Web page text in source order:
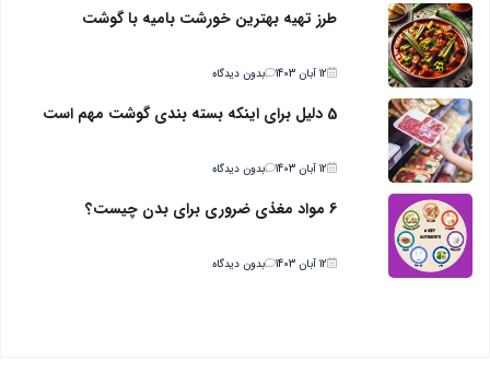
طرز تهیه بهترین خورشت بامیه با گوشت
12 آبان 1403 بدون دیدگاه
5 دلیل برای اینکه بسته بندی گوشت مهم است
12 آبان 1403 بدون دیدگاه
6 مواد مغذی ضروری برای بدن چیست؟
12 آبان 1403 بدون دیدگاه